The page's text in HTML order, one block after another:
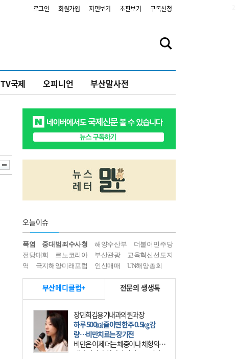
로그인 회원가입 지면보기 초판보기 구독신청
TV국제 오피니언 부산말사전
오늘이슈
폭염 중대범죄수사청 해양수산부
더불어민주당
전당대회
르노코리아 부산관광
교육혁신선도지
역
극지해양미래포럼 인신매매 UN해양총회
부산메디클럽+ 전문의 생생톡
장민희김용기내과의원과장
하루 500㎉ 줄이면 한주 0.5㎏ 감
량…비만치료는 장기전
비만은 이제 더는 체중이나 체형의 문
제가 아니다. 하나의 질병으로 인지